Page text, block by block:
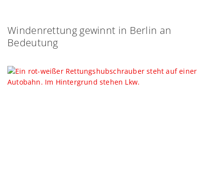
Windenrettung gewinnt in Berlin an
Bedeutung